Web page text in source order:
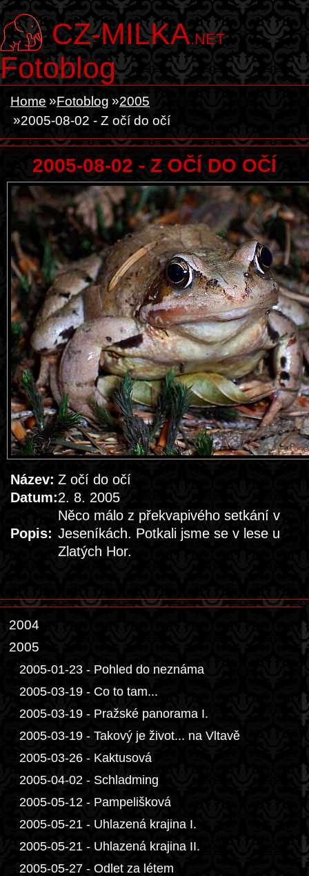
CZ-MILKA.NET
Fotoblog
Home Fotoblog
2005
2005-08-02 - Z očí do očí
2005-08-02 - Z OČÍ DO OČÍ
Název: Z očí do očí
Datum:2. 8. 2005
Popis:
Něco málo z překvapivého setkání v
Jeseníkách. Potkali jsme se v lese u
Zlatých Hor.
2004
2005
2005-01-23 - Pohled do neznáma
2005-03-19 - Co to tam...
2005-03-19 - Pražské panorama I.
2005-03-19 - Takový je život... na Vltavě
2005-03-26 - Kaktusová
2005-04-02 - Schladming
2005-05-12 - Pampelišková
2005-05-21 - Uhlazená krajina I.
2005-05-21 - Uhlazená krajina II.
2005-05-27 - Odlet za létem